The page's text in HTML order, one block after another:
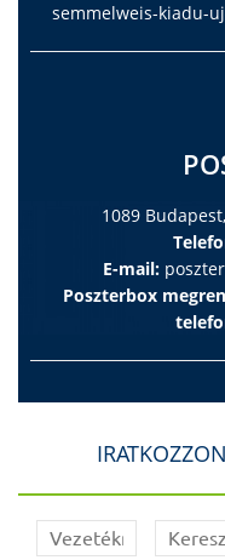
semmelweis-kiadu-
1089
E-mail:
Poszterbox